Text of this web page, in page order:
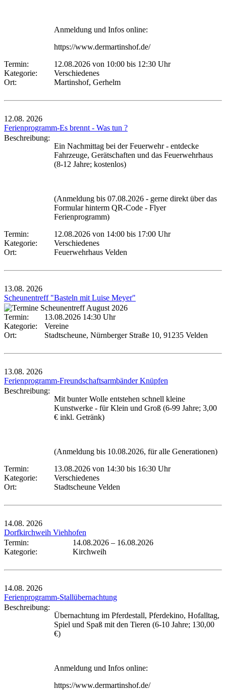
Anmeldung und Infos online:
https://www.dermartinshof.de/
Termin:
12.08.2026 von 10:00 bis 12:30 Uhr
Kategorie:
Verschiedenes
Ort:
Martinshof, Gerhelm
12.08. 2026
Ferienprogramm-Es brennt - Was tun ?
Beschreibung:
Ein Nachmittag bei der Feuerwehr - entdecke
Fahrzeuge, Gerätschaften und das Feuerwehrhaus
(8-12 Jahre; kostenlos)
(Anmeldung bis 07.08.2026 - gerne direkt über das
Formular hinterm QR-Code - Flyer
Ferienprogramm)
Termin:
12.08.2026 von 14:00 bis 17:00 Uhr
Kategorie:
Verschiedenes
Ort:
Feuerwehrhaus Velden
13.08. 2026
Scheunentreff "Basteln mit Luise Meyer"
Termin:
13.08.2026 14:30 Uhr
Kategorie:
Vereine
Ort:
Stadtscheune, Nürnberger Straße 10, 91235 Velden
13.08. 2026
Ferienprogramm-Freundschaftsarmbänder Knüpfen
Beschreibung:
Mit bunter Wolle entstehen schnell kleine
Kunstwerke - für Klein und Groß (6-99 Jahre; 3,00
€ inkl. Getränk)
(Anmeldung bis 10.08.2026, für alle Generationen)
Termin:
13.08.2026 von 14:30 bis 16:30 Uhr
Kategorie:
Verschiedenes
Ort:
Stadtscheune Velden
14.08. 2026
Dorfkirchweih Viehhofen
Termin:
14.08.2026 – 16.08.2026
Kategorie:
Kirchweih
14.08. 2026
Ferienprogramm-Stallübernachtung
Beschreibung:
Übernachtung im Pferdestall, Pferdekino, Hofalltag,
Spiel und Spaß mit den Tieren (6-10 Jahre; 130,00
€)
Anmeldung und Infos online:
https://www.dermartinshof.de/